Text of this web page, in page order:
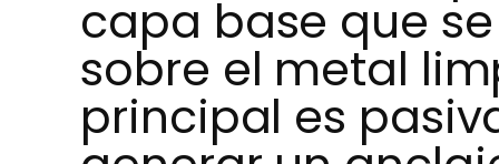
capa base que
sobre el metal
principal es